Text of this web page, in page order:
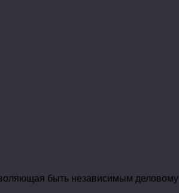
быть независимым деловому